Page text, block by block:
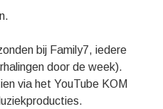
bij Family7, iedere
door de week).
via het YouTube KOM